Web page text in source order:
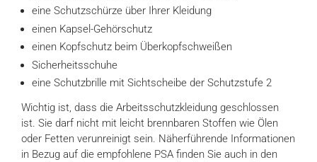
eine Schutzschürze über Ihrer Kleidung
einen Kapsel-Gehörschutz
einen Kopfschutz beim Überkopfschweißen
Sicherheitsschuhe
eine Schutzbrille mit Sichtscheibe der Schutzstufe 2
Wichtig ist, dass die Arbeitsschutzkleidung geschlossen
ist. Sie darf nicht mit leicht brennbaren Stoffen wie Ölen
oder Fetten verunreinigt sein. Näherführende Informationen
in Bezug auf die empfohlene PSA finden Sie auch in den